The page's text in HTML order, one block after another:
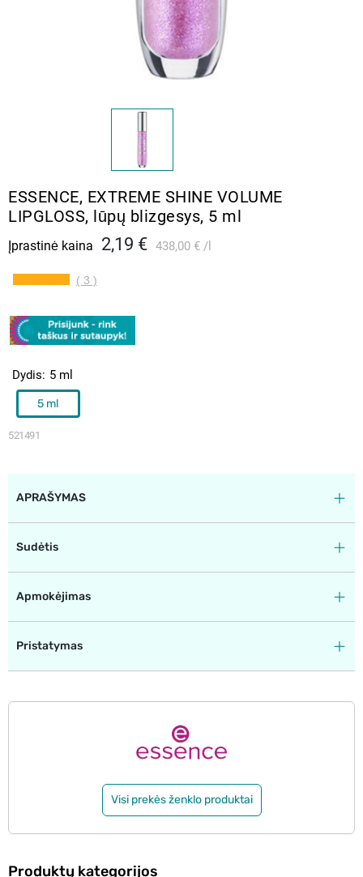
ESSENCE, EXTREME SHINE VOLUME
LIPGLOSS, lūpų blizgesys, 5 ml
Įprastinė kaina 2,19 € 438,00 €
( 3 )
521491
Dydis 5 ml
5 ml
APRAŠYMAS
Sudėtis
Apmokėjimas
Pristatymas
Visi prekės ženklo produktai
Produktų kategorijos